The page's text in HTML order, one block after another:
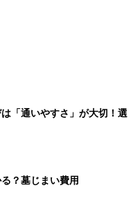
「通いやすさ」が大切！選
？墓じまい費用